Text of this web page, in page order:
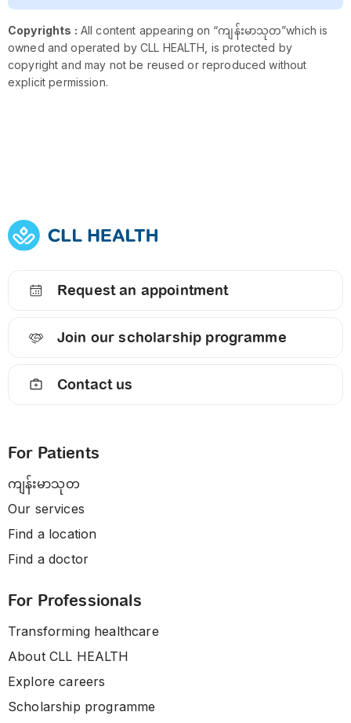
Copyrights : All content appearing on “ကျန်းမာသုတ”which is
owned and operated by CLL HEALTH, is protected by
copyright and may not be reused or reproduced without
explicit permission.
Request an appointment
Join our scholarship programme
Contact us
For Patients
ကျန်းမာသုတ
Our services
Find a location
Find a doctor
For Professionals
Transforming healthcare
About CLL HEALTH
Explore careers
Scholarship programme